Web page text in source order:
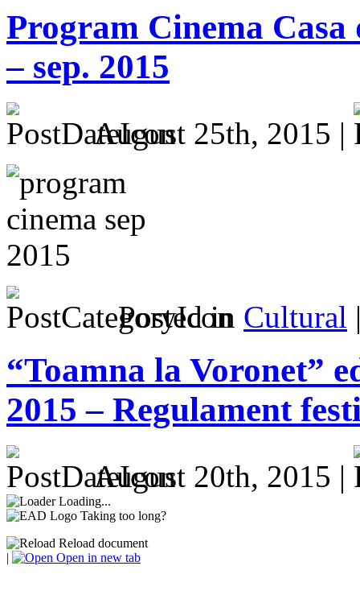
Program Cinema
– sep. 2015
August 25th, 2015 |
Posted in Cultural
“Toamna la Voronet”
2015 – Regulament
August 20th, 2015 |
Loading...
Taking too long?
Reload document
|
Open in new tab